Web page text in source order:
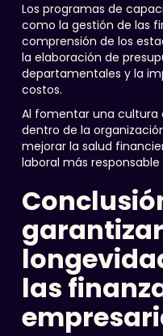
Los programas de
como la gestión de las
comprensión de los
la elaboración de
departamentales y la
costos.
Al fomentar una
dentro de la
mejorar la salud
laboral más
las